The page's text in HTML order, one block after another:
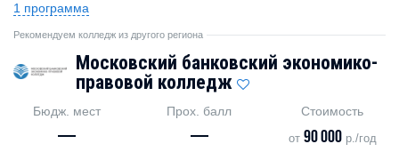
1 программа
Рекомендуем колледж из другого региона
Московский банковский экономико-
правовой колледж
Бюдж. мест
—
Прох. балл
—
Стоимость
от 90 000р./год